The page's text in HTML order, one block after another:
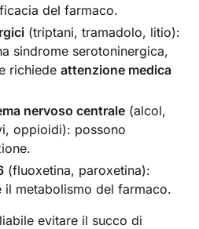
del farmaco.
(triptani, tramadolo, litio):
sindrome serotoninergica,
richiedeattenzione medica
nervoso centrale (alcol,
oppioidi): possono
(fluoxetina, paroxetina):
metabolismo del farmaco.
evitare il succo di